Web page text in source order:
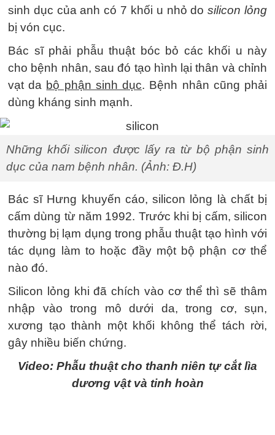
sinh dục của anh có 7 khối u nhỏ dosilicon lỏng
bị vón cục.
Bác sĩ phải phẫu thuật bóc bỏ các khối u này
cho bệnh nhân, sau đó tạo hình lại thân và chỉnh
vạt da bộ phận sinh dục. Bệnh nhân cũng phải
dùng kháng sinh mạnh.
Những khối silicon được lấy ra từ bộ phận sinh
dục của nam bệnh nhân. (Ảnh: Đ.H)
Bác sĩ Hưng khuyến cáo, silicon lỏng là chất bị
cấm dùng từ năm 1992. Trước khi bị cấm, silicon
thường bị lạm dụng trong phẫu thuật tạo hình với
tác dụng làm to hoặc đầy một bộ phận cơ thể
nào đó.
Silicon lỏng khi đã chích vào cơ thể thì sẽ thâm
nhập vào trong mô dưới da, trong cơ, sụn,
xương tạo thành một khối không thể tách rời,
gây nhiều biến chứng.
Video: Phẫu thuật cho thanh niên tự cắt lìa
dương vật và tinh hoàn